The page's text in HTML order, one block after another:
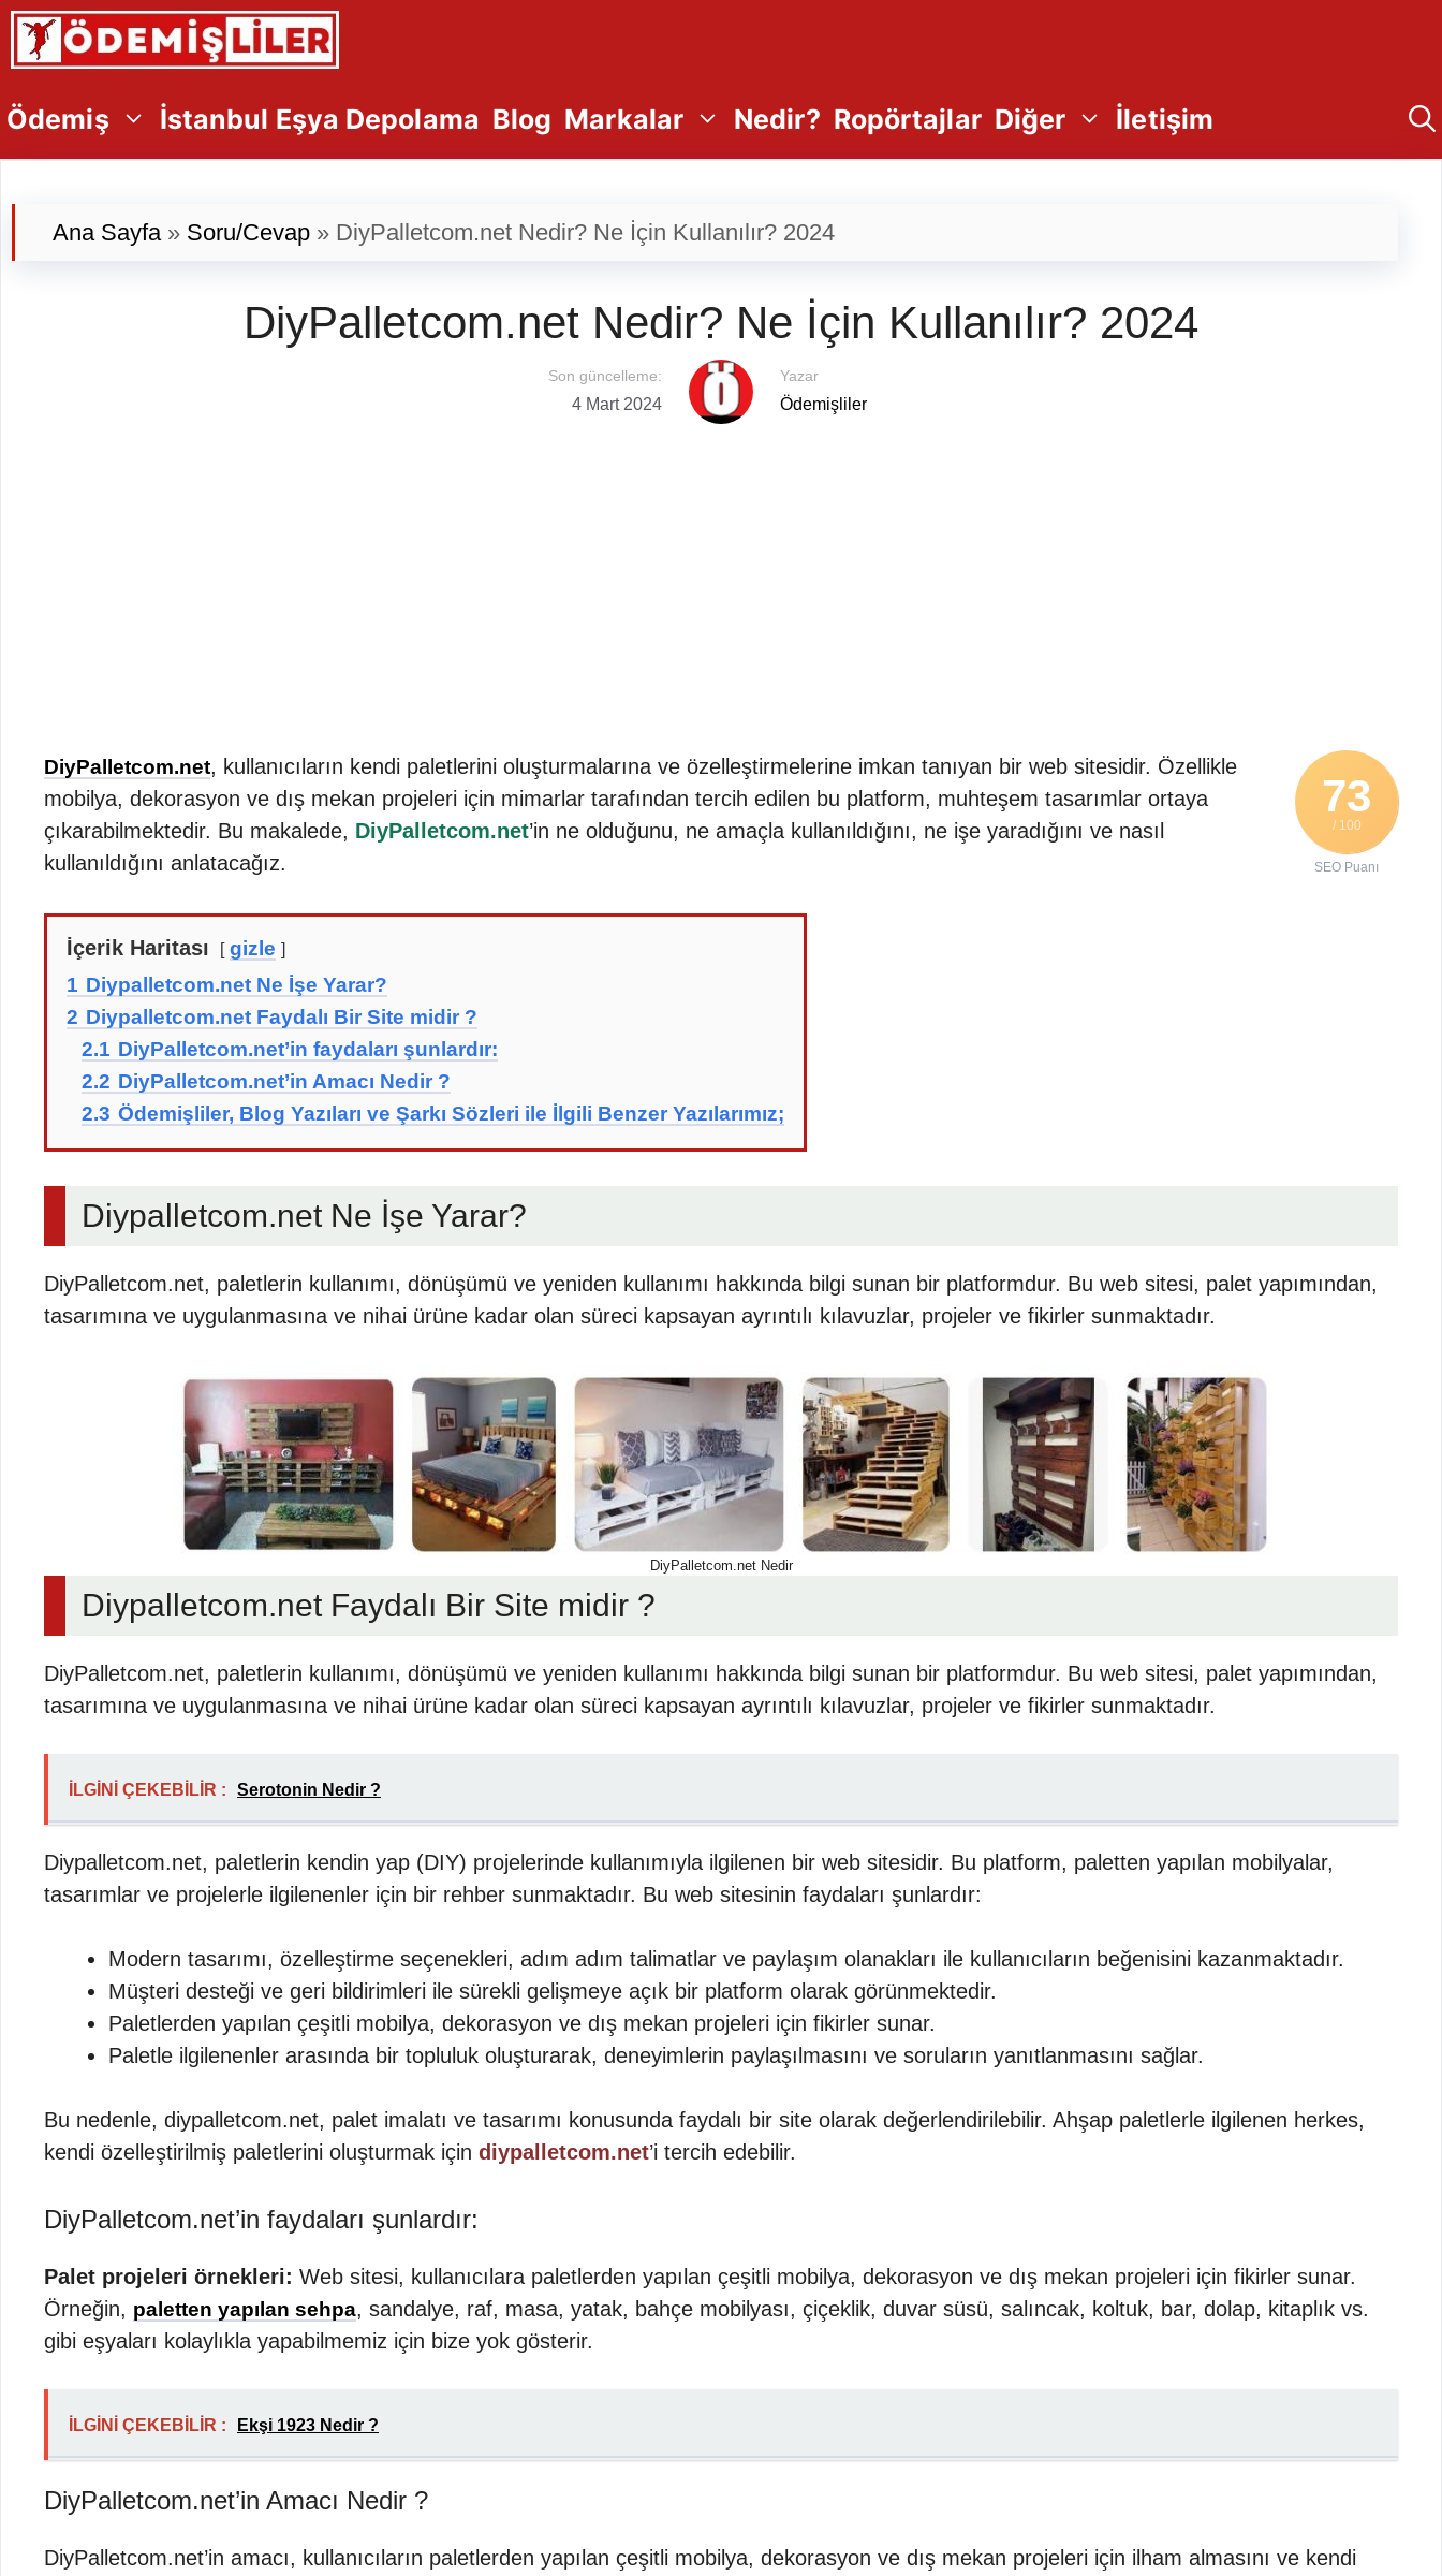
İçeriğe
atla
Ödemiş İstanbul Eşya Depolama Blog Markalar Nedir? Ropörtajlar Diğer İletişim
Ana Sayfa» Soru/Cevap » DiyPalletcom.net Nedir? Ne İçin Kullanılır? 2024
DiyPalletcom.net Nedir? Ne İçin Kullanılır? 2024
Son güncelleme:
4 Mart 2024
Yazar
Ödemişliler
73
/ 100
SEO Puanı
DiyPalletcom.net, kullanıcıların kendi paletlerini oluşturmalarına ve özelleştirmelerine imkan tanıyan bir web sitesidir. Özellikle
mobilya, dekorasyon ve dış mekan projeleri için mimarlar tarafından tercih edilen bu platform, muhteşem tasarımlar ortaya
çıkarabilmektedir. Bu makalede, DiyPalletcom.net’in ne olduğunu, ne amaçla kullanıldığını, ne işe yaradığını ve nasıl
kullanıldığını anlatacağız.
İçerik Haritası
gizle
1 Diypalletcom.net Ne İşe Yarar?
2 Diypalletcom.net Faydalı Bir Site midir ?
2.1 DiyPalletcom.net’in faydaları şunlardır:
2.2 DiyPalletcom.net’in Amacı Nedir ?
2.3 Ödemişliler, Blog Yazıları ve Şarkı Sözleri ile İlgili Benzer Yazılarımız;
Diypalletcom.net Ne İşe Yarar?
DiyPalletcom.net, paletlerin kullanımı, dönüşümü ve yeniden kullanımı hakkında bilgi sunan bir platformdur. Bu web sitesi, palet yapımından,
tasarımına ve uygulanmasına ve nihai ürüne kadar olan süreci kapsayan ayrıntılı kılavuzlar, projeler ve fikirler sunmaktadır.
DiyPalletcom.net Nedir
Diypalletcom.net Faydalı Bir Site midir ?
DiyPalletcom.net, paletlerin kullanımı, dönüşümü ve yeniden kullanımı hakkında bilgi sunan bir platformdur. Bu web sitesi, palet yapımından,
tasarımına ve uygulanmasına ve nihai ürüne kadar olan süreci kapsayan ayrıntılı kılavuzlar, projeler ve fikirler sunmaktadır.
İLGİNİ ÇEKEBİLİR : Serotonin Nedir ?
Diypalletcom.net, paletlerin kendin yap (DIY) projelerinde kullanımıyla ilgilenen bir web sitesidir. Bu platform, paletten yapılan mobilyalar,
tasarımlar ve projelerle ilgilenenler için bir rehber sunmaktadır. Bu web sitesinin faydaları şunlardır:
Modern tasarımı, özelleştirme seçenekleri, adım adım talimatlar ve paylaşım olanakları ile kullanıcıların beğenisini kazanmaktadır.
Müşteri desteği ve geri bildirimleri ile sürekli gelişmeye açık bir platform olarak görünmektedir.
Paletlerden yapılan çeşitli mobilya, dekorasyon ve dış mekan projeleri için fikirler sunar.
Paletle ilgilenenler arasında bir topluluk oluşturarak, deneyimlerin paylaşılmasını ve soruların yanıtlanmasını sağlar.
Bu nedenle, diypalletcom.net, palet imalatı ve tasarımı konusunda faydalı bir site olarak değerlendirilebilir. Ahşap paletlerle ilgilenen herkes,
kendi özelleştirilmiş paletlerini oluşturmak için diypalletcom.net’i tercih edebilir.
DiyPalletcom.net’in faydaları şunlardır:
Palet projeleri örnekleri: Web sitesi, kullanıcılara paletlerden yapılan çeşitli mobilya, dekorasyon ve dış mekan projeleri için fikirler sunar.
Örneğin, paletten yapılan sehpa, sandalye, raf, masa, yatak, bahçe mobilyası, çiçeklik, duvar süsü, salıncak, koltuk, bar, dolap, kitaplık vs.
gibi eşyaları kolaylıkla yapabilmemiz için bize yok gösterir.
İLGİNİ ÇEKEBİLİR : Ekşi 1923 Nedir ?
DiyPalletcom.net’in Amacı Nedir ?
DiyPalletcom.net’in amacı, kullanıcıların paletlerden yapılan çeşitli mobilya, dekorasyon ve dış mekan projeleri için ilham almasını ve kendi